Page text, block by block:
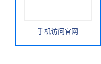
手机访问官网